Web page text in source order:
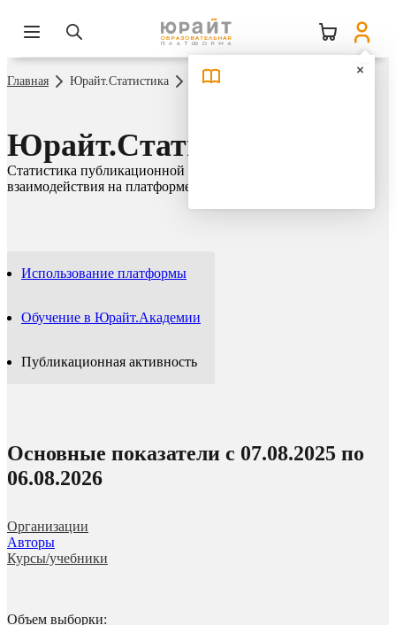
Главная Юрайт.Статистика Публикационная активность
Юрайт.Статистика
Статистика публикационной активности и сетевого
взаимодействия на платформе Юрайт
Использование платформы
Обучение в Юрайт.Академии
Публикационная активность
Основные показатели c 07.08.2025 по
06.08.2026
Организации
Авторы
Курсы/учебники
Объем выборки: